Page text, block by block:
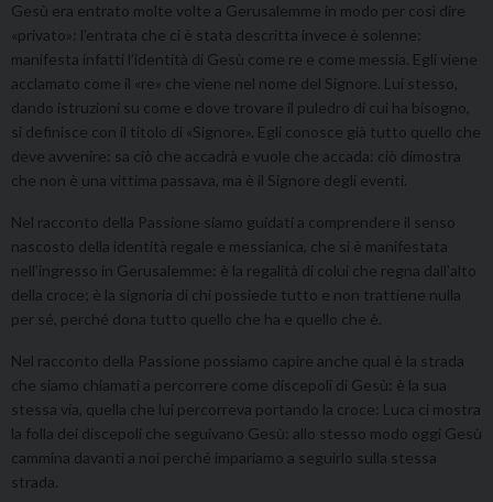
Gesù era entrato molte volte a Gerusalemme in modo per così dire
«privato»: l’entrata che ci è stata descritta invece è solenne:
manifesta infatti l’identità di Gesù come re e come messia. Egli viene
acclamato come il «re» che viene nel nome del Signore. Lui stesso,
dando istruzioni su come e dove trovare il puledro di cui ha bisogno,
si definisce con il titolo di «Signore». Egli conosce già tutto quello che
deve avvenire: sa ciò che accadrà e vuole che accada: ciò dimostra
che non è una vittima passava, ma è il Signore degli eventi.
Nel racconto della Passione siamo guidati a comprendere il senso
nascosto della identità regale e messianica, che si è manifestata
nell’ingresso in Gerusalemme: è la regalità di colui che regna dall’alto
della croce; è la signoria di chi possiede tutto e non trattiene nulla
per sé, perché dona tutto quello che ha e quello che è.
Nel racconto della Passione possiamo capire anche qual è la strada
che siamo chiamati a percorrere come discepoli di Gesù: è la sua
stessa via, quella che lui percorreva portando la croce: Luca ci mostra
la folla dei discepoli che seguivano Gesù: allo stesso modo oggi Gesù
cammina davanti a noi perché impariamo a seguirlo sulla stessa
strada.